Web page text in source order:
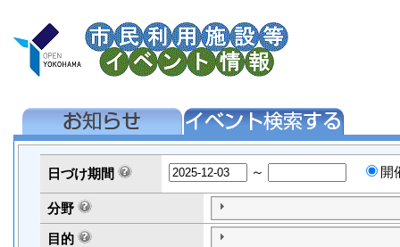
日づけ期間 ～ 開
分野
目的